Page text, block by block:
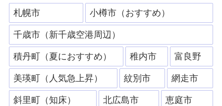
札幌市 小樽市（おすすめ）
千歳市（新千歳空港周辺）
積丹町（夏におすすめ） 稚内市 富良野
美瑛町（人気急上昇） 紋別市 網走市
斜里町（知床） 北広島市 恵庭市